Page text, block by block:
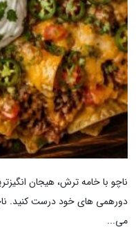
ناچو با خامه ترش، هیجان
دورهمی های خود درست کنید.
می...